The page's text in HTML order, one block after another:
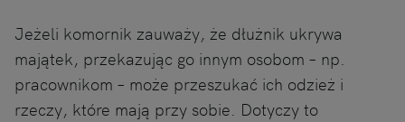
Jeżeli komornik zauważy, że dłużnik ukrywa
majątek, przekazując go innym osobom – np.
pracownikom – może przeszukać ich odzież i
rzeczy, które mają przy sobie. Dotyczy to